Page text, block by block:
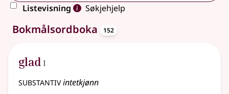
Listevisning
Søkjehjelp
313 treff
Bokmålsordboka 152
glad 1
I
substantivintetkjønn